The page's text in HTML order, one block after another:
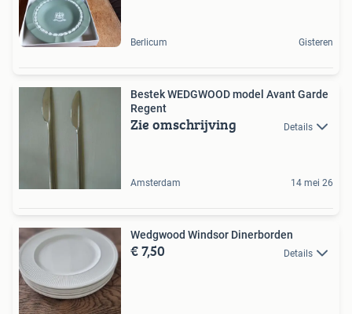
Berlicum Gisteren
Bestek WEDGWOOD model Avant Garde
Regent
Zie omschrijving Details
Amsterdam 14 mei 26
Wedgwood Windsor Dinerborden
€ 7,50 Details